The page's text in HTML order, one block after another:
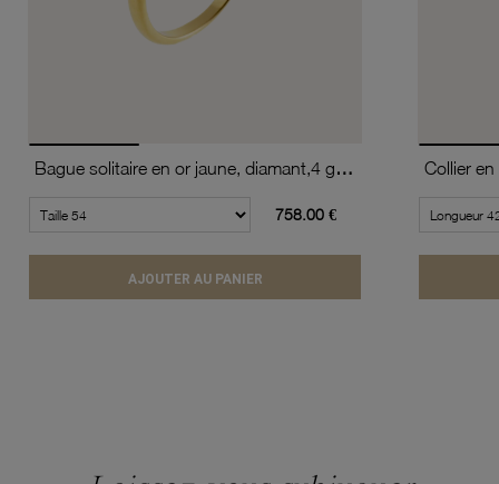
Bague solitaire en or jaune, diamant,4 griffes
758.00 €
AJOUTER AU PANIER